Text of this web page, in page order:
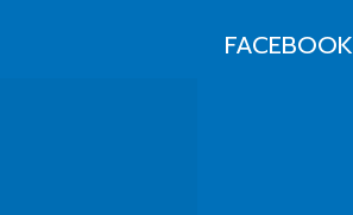
FACEBOOK